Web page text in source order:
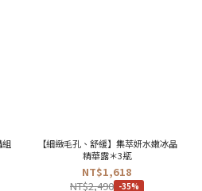
組
【細緻毛孔、舒緩】集萃妍水嫩冰晶
精華露＊3瓶
NT$1,618
NT$2,490 -35%